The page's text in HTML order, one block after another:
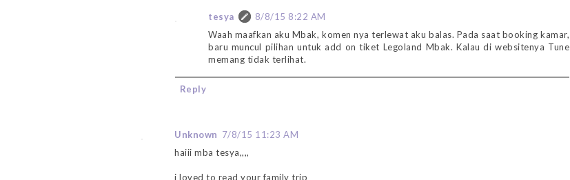
tesya
8/8/15 8:22 AM
Waah maafkan aku Mbak, komen nya terlewat aku balas. Pada saat booking kamar,
baru muncul pilihan untuk add on tiket Legoland Mbak. Kalau di websitenya Tune
memang tidak terlihat.
Reply
Unknown 7/8/15 11:23 AM
haiii mba tesya,,,,
i loved to read your family trip